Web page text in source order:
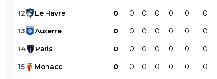
12 Le Havre 0 0 0 0 0 0 0
13 Auxerre 0 0 0 0 0 0 0
14 Paris 0 0 0 0 0 0 0
15 Monaco 0 0 0 0 0 0 0